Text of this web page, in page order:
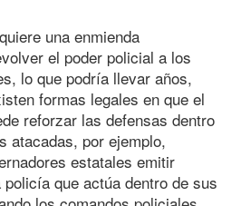
una enmienda
el poder policial a los
lo que podría llevar años,
formas legales en que el
reforzar las defensas dentro
atacadas, por ejemplo,
estatales emitir
que actúa dentro de sus